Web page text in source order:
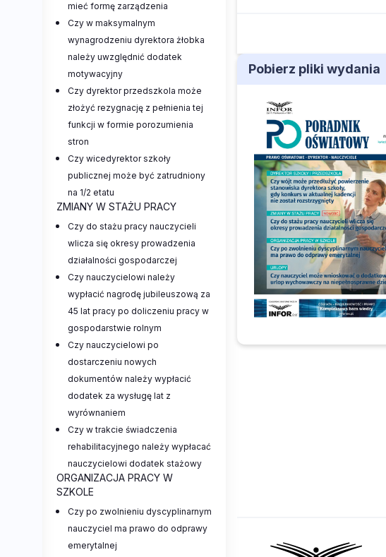
mieć formę zarządzenia
Czy w maksymalnym
wynagrodzeniu dyrektora żłobka
należy uwzględnić dodatek
motywacyjny
Czy dyrektor przedszkola może
złożyć rezygnację z pełnienia tej
funkcji w formie porozumienia
stron
Czy wicedyrektor szkoły
publicznej może być zatrudniony
na 1/2 etatu
ZMIANY W STAŻU PRACY
Czy do stażu pracy nauczycieli
wlicza się okresy prowadzenia
działalności gospodarczej
Czy nauczycielowi należy
wypłacić nagrodę jubileuszową za
45 lat pracy po doliczeniu pracy w
gospodarstwie rolnym
Czy nauczycielowi po
dostarczeniu nowych
dokumentów należy wypłacić
dodatek za wysługę lat z
wyrównaniem
Czy w trakcie świadczenia
rehabilitacyjnego należy wypłacać
nauczycielowi dodatek stażowy
ORGANIZACJA PRACY W
SZKOLE
Czy po zwolnieniu dyscyplinarnym
nauczyciel ma prawo do odprawy
emerytalnej
Pobierz pliki wydania